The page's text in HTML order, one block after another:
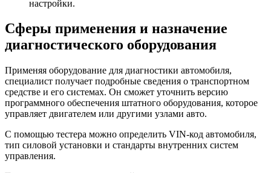
настройки.
Сферы применения и назначение
диагностического оборудования
Применяя оборудование для диагностики автомобиля,
специалист получает подробные сведения о транспортном
средстве и его системах. Он сможет уточнить версию
программного обеспечения штатного оборудования, которое
управляет двигателем или другими узлами авто.
С помощью тестера можно определить VIN-код автомобиля,
тип силовой установки и стандарты внутренних систем
управления.